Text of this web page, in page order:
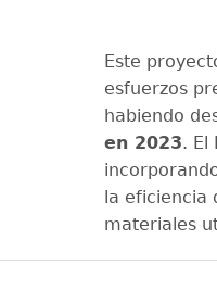
Este
esfuerzos
habiendo
en 2023. El
la eficiencia
materiales